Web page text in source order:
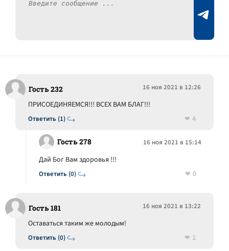
Гость 232 16 ноя 2021 в 12:26
Ответить (1)
ПРИСОЕДИНЯЕМСЯ!!! ВСЕХ ВАМ БЛАГ!!!
4
Гость 278 16 ноя 2021 в 15:14
Ответить (0)
Дай Бог Вам здоровья !!!
0
Гость 181 16 ноя 2021 в 13:22
Ответить (0)
Оставаться таким же молодым!
1